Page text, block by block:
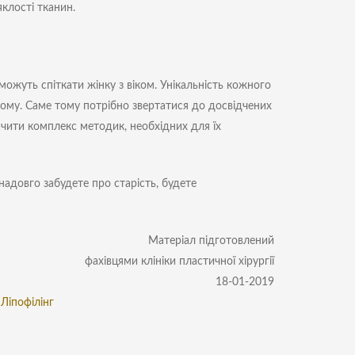
тканин.
спіткати жінку з віком. Унікальність кожного
Саме тому потрібно звертатися до досвідчених
комплекс методик, необхідних для їх
забудете про старість, будете
Матеріал підготовлений
фахівцями клініки пластичної хірургії
18-01-2019
Ліпофілінг